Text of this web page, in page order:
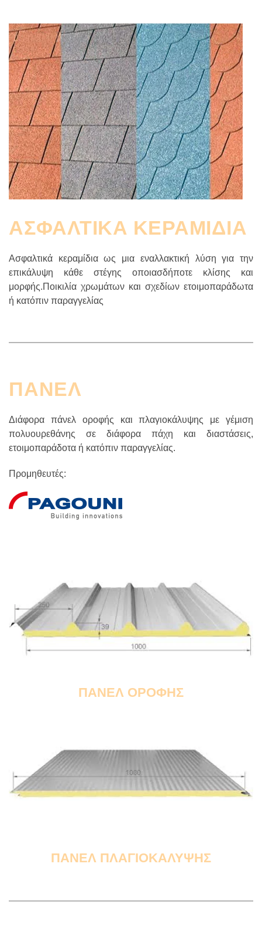
ΑΣΦΑΛΤΙΚA ΚΕΡΑΜIΔΙΑ
Ασφαλτικά κεραμίδια ως μια εναλλακτική λύση για την
επικάλυψη κάθε στέγης οποιασδήποτε κλίσης και
μορφής.Ποικιλία χρωμάτων και σχεδίων ετοιμοπαράδωτα
ή κατόπιν παραγγελίας
ΠΑΝΕΛ
Διάφορα πάνελ οροφής και πλαγιοκάλυψης με γέμιση
πολυουρεθάνης σε διάφορα πάχη και διαστάσεις,
ετοιμοπαράδοτα ή κατόπιν παραγγελίας.
Προμηθευτές:
ΠΑΝΕΛ ΟΡΟΦΗΣ
ΠΑΝΕΛ ΠΛΑΓΙΟΚΑΛΥΨΗΣ